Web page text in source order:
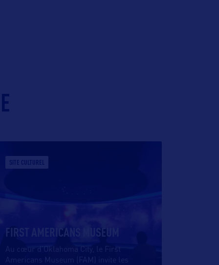
SITE CULTUREL
FIRST AMERICANS MUSEUM
Au cœur d’Oklahoma City, le First
Americans Museum (FAM) invite les